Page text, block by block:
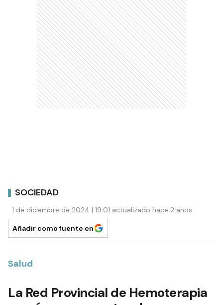
SOCIEDAD
1 de diciembre de 2024 | 19:01 actualizado hace 2 años
Añadir como fuente en
Salud
La Red Provincial de Hemoterapia